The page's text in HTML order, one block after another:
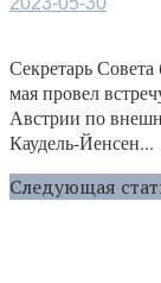
Секретарь
мая провел
Австрии по
Каудель-Йенсен...
Следующая